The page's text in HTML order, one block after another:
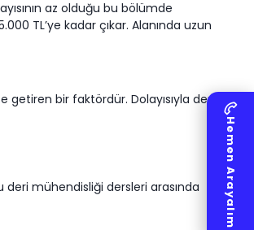
az olduğu bu bölümde
TL’ye kadar çıkar. Alanında uzun
getiren bir faktördür. Dolayısıyla deri
mühendisliği dersleri arasında
Hemen Arayalım